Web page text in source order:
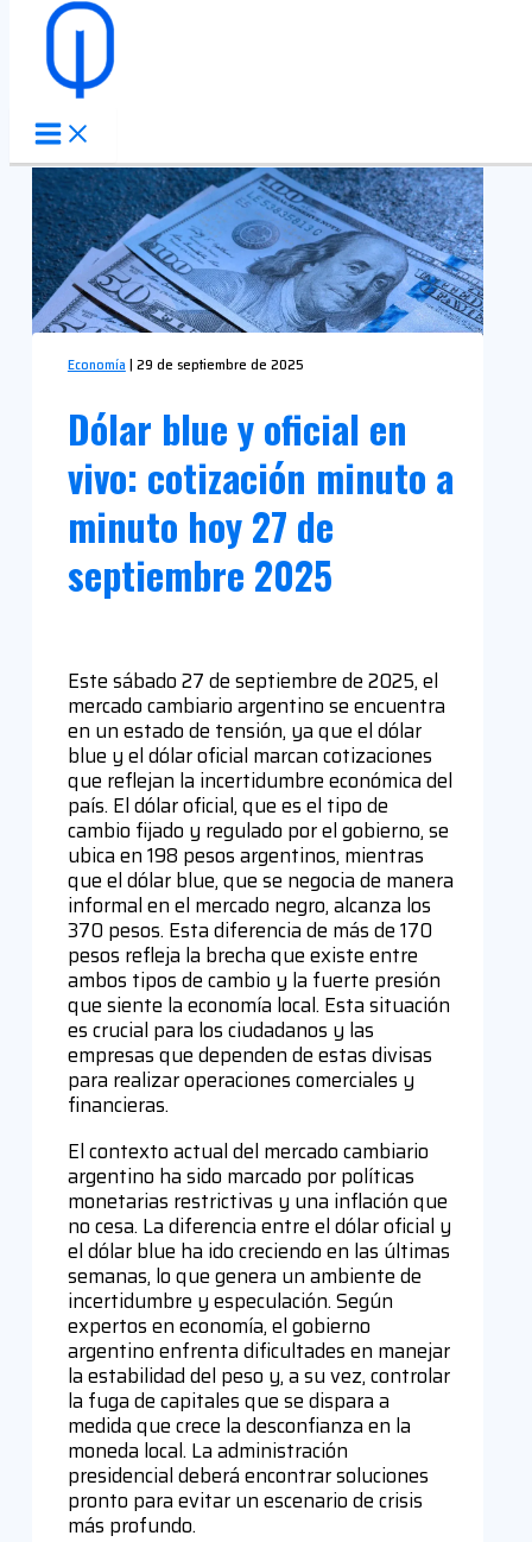
Ir al contenido
Economía | 29 de septiembre de 2025
Dólar blue y oficial en
vivo: cotización minuto a
minuto hoy 27 de
septiembre 2025
Este sábado 27 de septiembre de 2025, el
mercado cambiario argentino se encuentra
en un estado de tensión, ya que el dólar
blue y el dólar oficial marcan cotizaciones
que reflejan la incertidumbre económica del
país. El dólar oficial, que es el tipo de
cambio fijado y regulado por el gobierno, se
ubica en 198 pesos argentinos, mientras
que el dólar blue, que se negocia de manera
informal en el mercado negro, alcanza los
370 pesos. Esta diferencia de más de 170
pesos refleja la brecha que existe entre
ambos tipos de cambio y la fuerte presión
que siente la economía local. Esta situación
es crucial para los ciudadanos y las
empresas que dependen de estas divisas
para realizar operaciones comerciales y
financieras.
El contexto actual del mercado cambiario
argentino ha sido marcado por políticas
monetarias restrictivas y una inflación que
no cesa. La diferencia entre el dólar oficial y
el dólar blue ha ido creciendo en las últimas
semanas, lo que genera un ambiente de
incertidumbre y especulación. Según
expertos en economía, el gobierno
argentino enfrenta dificultades en manejar
la estabilidad del peso y, a su vez, controlar
la fuga de capitales que se dispara a
medida que crece la desconfianza en la
moneda local. La administración
presidencial deberá encontrar soluciones
pronto para evitar un escenario de crisis
más profundo.